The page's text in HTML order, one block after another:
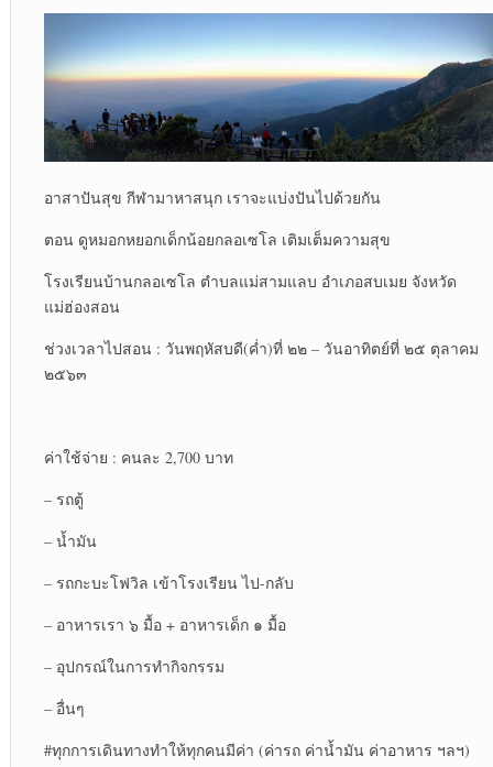
อาสาปันสุข กีฬามาหาสนุก เราจะแบ่งปันไปด้วยกัน
ตอน ดูหมอกหยอกเด็กน้อยกลอเซโล เติมเต็มความสุข
โรงเรียนบ้านกลอเซโล ตำบลแม่สามแลบ อำเภอสบเมย จังหวัด
แม่ฮ่องสอน
ช่วงเวลาไปสอน : วันพฤหัสบดี(ค่ำ)ที่ ๒๒ – วันอาทิตย์ที่ ๒๕ ตุลาคม
๒๕๖๓
ค่าใช้จ่าย : คนละ 2,700 บาท
– รถตู้
– น้ำมัน
– รถกะบะโฟวิล เข้าโรงเรียน ไป-กลับ
– อาหารเรา ๖ มื้อ + อาหารเด็ก ๑ มื้อ
– อุปกรณ์ในการทำกิจกรรม
– อื่นๆ
#ทุกการเดินทางทำให้ทุกคนมีค่า (ค่ารถ ค่าน้ำมัน ค่าอาหาร ฯลฯ)